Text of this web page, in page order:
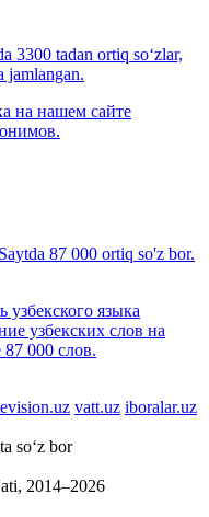
3300 tadan ortiq so‘zlar,
jamlangan.
на нашем сайте
87 000 ortiq so'z bor.
языка
узбекских слов на
000 слов.
vatt.uz iboralar.uz
ta so‘z bor
2014–2026